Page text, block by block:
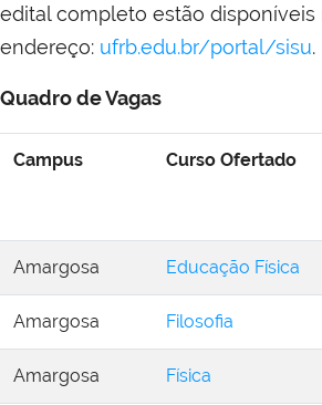
edital completo estão disponíveis
endereço: ufrb.edu.br/portal/sisu.
Quadro de Vagas
Campus Curso Ofertado
Amargosa Educação Física
Amargosa Filosofia
Amargosa Física